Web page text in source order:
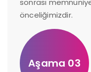
önceliğimizdir.
Aşama 03